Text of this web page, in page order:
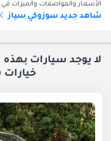
الأسعار والمواصفات والميزات في
شاهد جديد سوزوكي سياز
لا يوجد سيارات
خيارات